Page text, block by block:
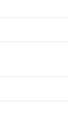
製品が提供可能
況を調査中また